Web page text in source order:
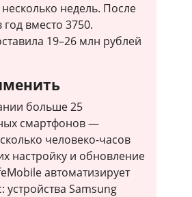
недель. После
вместо 3750.
19–26 млн рублей
больше 25
смартфонов —
человеко-часов
настройку и обновление
автоматизирует
устройства Samsung